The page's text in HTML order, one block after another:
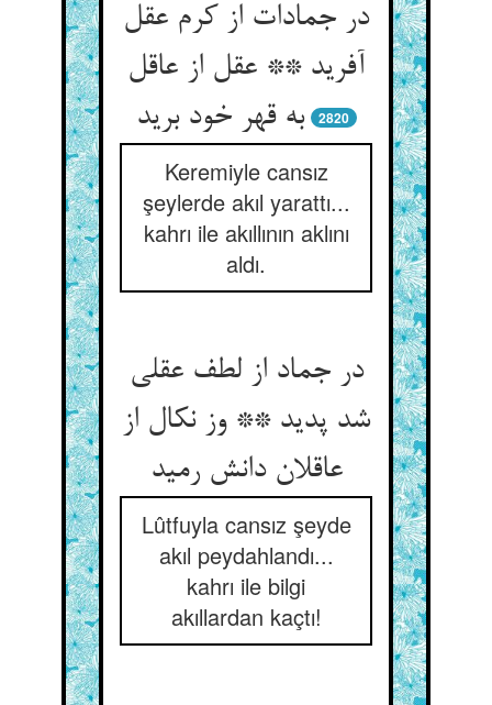
در جمادات از کرم عقل
آفرید ** عقل از عاقل
به قهر خود برید
2820
Keremiyle cansız
şeylerde akıl yarattı...
kahrı ile akıllının aklını
aldı.
در جماد از لطف عقلی
شد پدید ** وز نکال از
عاقلان دانش رمید
Lûtfuyla cansız şeyde
akıl peydahlandı...
kahrı ile bilgi
akıllardan kaçtı!